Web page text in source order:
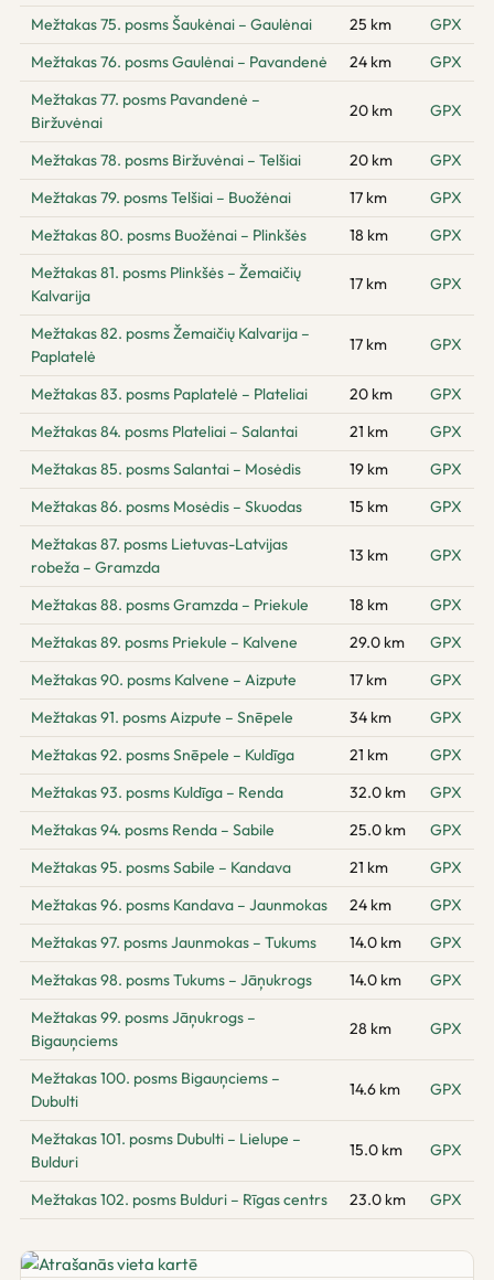
Mežtakas 75. posms Šaukėnai – Gaulėnai
25 km
GPX
Mežtakas 76. posms Gaulėnai – Pavandenė
24 km
GPX
Mežtakas 77. posms Pavandenė –
Biržuvėnai
20 km GPX
Mežtakas 78. posms Biržuvėnai – Telšiai 20 km
GPX
Mežtakas 79. posms Telšiai – Buožėnai
17 km
GPX
Mežtakas 80. posms Buožėnai – Plinkšės
18 km
GPX
Mežtakas 81. posms Plinkšės – Žemaičių
Kalvarija
17 km GPX
Mežtakas 82. posms Žemaičių Kalvarija –
Paplatelė
17 km GPX
Mežtakas 83. posms Paplatelė – Plateliai 20 km
GPX
Mežtakas 84. posms Plateliai – Salantai
21 km
GPX
Mežtakas 85. posms Salantai – Mosėdis
19 km
GPX
Mežtakas 86. posms Mosėdis – Skuodas
15 km
GPX
Mežtakas 87. posms Lietuvas-Latvijas
robeža – Gramzda
13 km GPX
Mežtakas 88. posms Gramzda – Priekule 18 km
GPX
Mežtakas 89. posms Priekule – Kalvene
29.0 km
GPX
Mežtakas 90. posms Kalvene – Aizpute
17 km
GPX
Mežtakas 91. posms Aizpute – Snēpele
34 km
GPX
Mežtakas 92. posms Snēpele – Kuldīga
21 km
GPX
Mežtakas 93. posms Kuldīga – Renda
32.0 km
GPX
Mežtakas 94. posms Renda – Sabile
25.0 km
GPX
Mežtakas 95. posms Sabile – Kandava
21 km
GPX
Mežtakas 96. posms Kandava – Jaunmokas
24 km
GPX
Mežtakas 97. posms Jaunmokas – Tukums
14.0 km
GPX
Mežtakas 98. posms Tukums – Jāņukrogs
14.0 km
GPX
Mežtakas 99. posms Jāņukrogs –
Bigauņciems
28 km GPX
Mežtakas 100. posms Bigauņciems –
Dubulti
14.6 km GPX
Mežtakas 101. posms Dubulti – Lielupe –
Bulduri
15.0 km GPX
Mežtakas 102. posms Bulduri – Rīgas centrs 23.0 km GPX